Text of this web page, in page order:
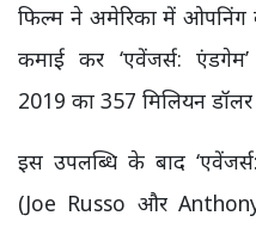
फिल्म ने अमेरिका में ओपनिंग
कमाई कर ‘एवेंजर्स:
2019 का 357 मिलियन डॉलर
इस उपलब्धि के बाद
(Joe Russo और